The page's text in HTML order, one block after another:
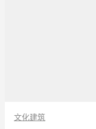
文化建筑